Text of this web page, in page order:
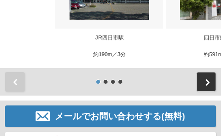
JR四日市駅
約190m／3分
四日
約
メールでお問い合わせする(無料)